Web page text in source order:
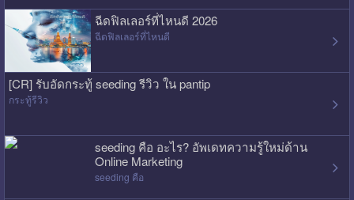
ฉีดฟิลเลอร์ที่ไหนดี 2026
ฉีดฟิลเลอร์ที่ไหนดี
[CR] รับอัดกระทู้ seeding รีวิว ใน pantip
กระทู้รีวิว
seeding คือ อะไร? อัพเดทความรู้ใหม่ด้าน
Online Marketing
seeding คือ